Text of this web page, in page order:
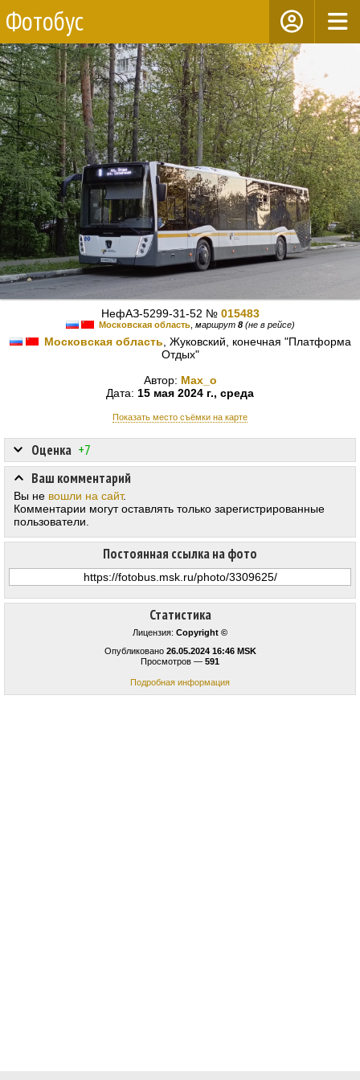
Фотобус
НефАЗ-5299-31-52 № 015483
Московская область, маршрут 8(не в рейсе)
Московская область , Жуковский, конечная "Платформа
Отдых"
Автор: Max_o
Дата: 15 мая 2024 г., среда
Показать место съёмки на карте
Статистика
Лицензия: Copyright ©
Опубликовано 26.05.2024 16:46 MSK
Просмотров — 591
Подробная информация
Оценка +7
Постоянная ссылка на фото
Ваш комментарий
Вы не вошли на сайт.
Комментарии могут оставлять только зарегистрированные
пользователи.